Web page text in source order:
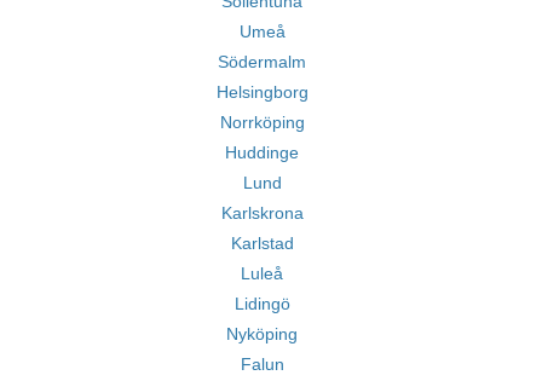
Umeå
Södermalm
Helsingborg
Norrköping
Huddinge
Lund
Karlskrona
Karlstad
Luleå
Lidingö
Nyköping
Falun